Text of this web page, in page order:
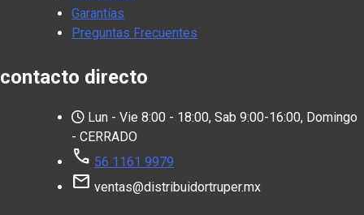
Garantías
Preguntas Frecuentes
contacto directo
Lun - Vie 8:00 - 18:00, Sab 9:00-16:00, Domingo
- CERRADO
call 56 1161 9979
mail ventas@distribuidortruper.mx